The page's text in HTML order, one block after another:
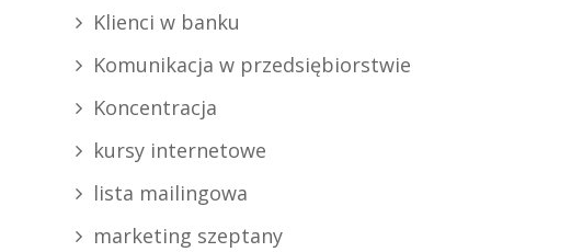
Klienci w banku
Komunikacja w przedsiębiorstwie
Koncentracja
kursy internetowe
lista mailingowa
marketing szeptany